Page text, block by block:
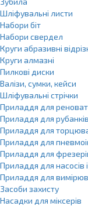
Шліфувальні листи
Набори біт
Набори свердел
Круги абразивні
Круги алмазні
Пилкові диски
Валізи, сумки, кейси
Шліфувальні стрічки
Приладдя для
Приладдя для рубанків
Приладдя для
Приладдя для
Приладдя для
Приладдя для насосів
Приладдя для
Засоби захисту
Насадки для міксерів